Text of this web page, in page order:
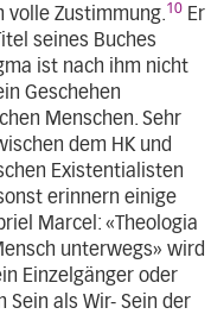
volle Zustimmung.10 Er
seines Buches
ist nach ihm nicht
Geschehen
Menschen. Sehr
dem HK und
Existentialisten
erinnern einige
Marcel: «Theologia
unterwegs» wird
Einzelgänger oder
Sein als Wir- Sein der